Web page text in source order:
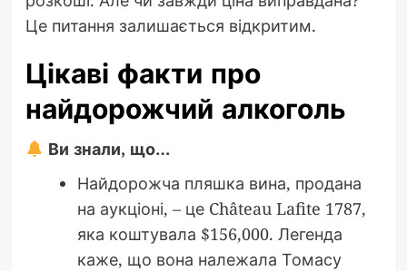
Це питання залишається відкритим.
Цікаві факти про
найдорожчий алкоголь
Ви знали, що…
Найдорожча пляшка вина, продана
на аукціоні, – це Château Lafite 1787,
яка коштувала $156,000. Легенда
каже, що вона належала Томасу